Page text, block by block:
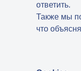
ответить.
Также мы
что